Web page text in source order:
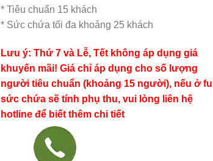
* Tiêu chuẩn 15 khách
* Sức chứa tối đa khoảng 25 khách
Lưu ý: Thứ 7 và Lễ, Tết không áp dụng giá
khuyến mãi! Giá chỉ áp dụng cho số lượng
người tiêu chuẩn (khoảng 15 người), nếu ở full
sức chứa sẽ tính phụ thu, vui lòng liên hệ
hotline để biết thêm chi tiết